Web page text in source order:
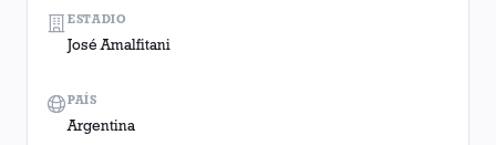
ESTADIO
José Amalfitani
PAÍS
Argentina